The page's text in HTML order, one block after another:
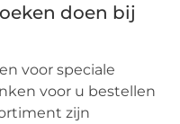
doen bij
voor speciale
voor u bestellen
zijn